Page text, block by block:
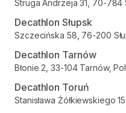
Struga Andrzeja 31, 70-784
Decathlon Słupsk
Szczecińska 58, 76-200
Decathlon Tarnów
Błonie 2, 33-104 Tarnów,
Decathlon Toruń
Stanisława Żółkiewskiego